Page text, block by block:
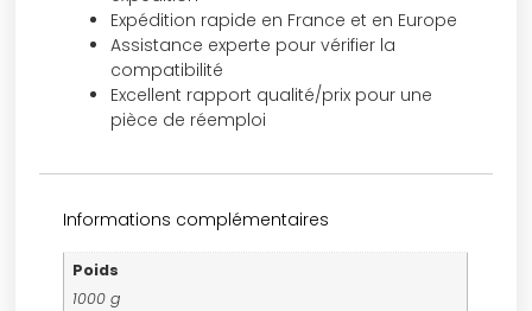
Expédition rapide en France et en Europe
Assistance experte pour vérifier la
compatibilité
Excellent rapport qualité/prix pour une
pièce de réemploi
Informations complémentaires
Poids
1000 g